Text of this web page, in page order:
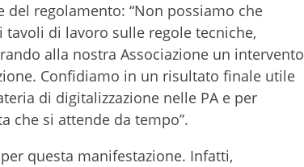
del regolamento: “Non possiamo che
di lavoro sulle regole tecniche,
alla nostra Associazione un intervento
Confidiamo in un risultato finale utile
di digitalizzazione nelle PA e per
che si attende da tempo”.
questa manifestazione. Infatti,